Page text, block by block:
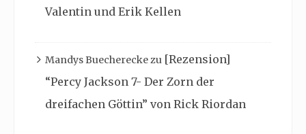
Valentin und Erik Kellen
Mandys Buechereckezu [Rezension]
“Percy Jackson 7- Der Zorn der
dreifachen Göttin” von Rick Riordan